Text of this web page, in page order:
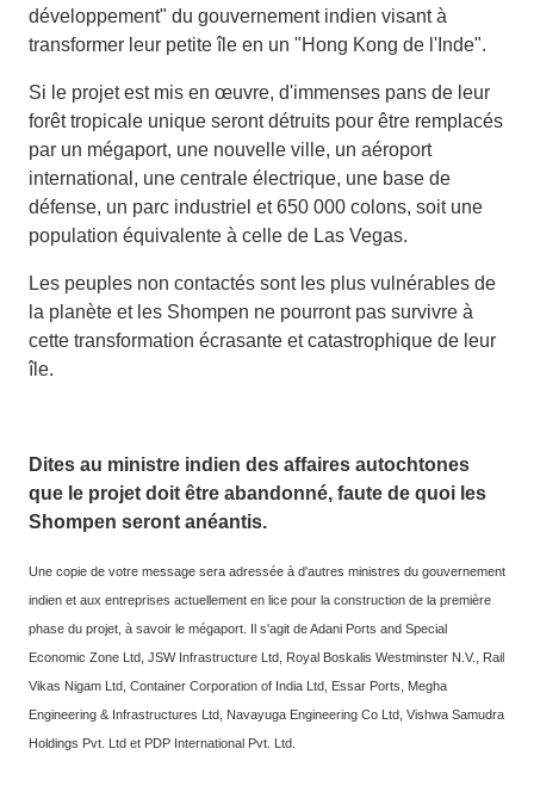
développement" du gouvernement indien visant à
transformer leur petite île en un "Hong Kong de l'Inde".
Si le projet est mis en œuvre, d'immenses pans de leur
forêt tropicale unique seront détruits pour être remplacés
par un mégaport, une nouvelle ville, un aéroport
international, une centrale électrique, une base de
défense, un parc industriel et 650 000 colons, soit une
population équivalente à celle de Las Vegas.
Les peuples non contactés sont les plus vulnérables de
la planète et les Shompen ne pourront pas survivre à
cette transformation écrasante et catastrophique de leur
île.
Dites au ministre indien des affaires autochtones
que le projet doit être abandonné, faute de quoi les
Shompen seront anéantis.
Une copie de votre message sera adressée à d'autres ministres du gouvernement
indien et aux entreprises actuellement en lice pour la construction de la première
phase du projet, à savoir le mégaport. Il s'agit de Adani Ports and Special
Economic Zone Ltd, JSW Infrastructure Ltd, Royal Boskalis Westminster N.V., Rail
Vikas Nigam Ltd, Container Corporation of India Ltd, Essar Ports, Megha
Engineering & Infrastructures Ltd, Navayuga Engineering Co Ltd, Vishwa Samudra
Holdings Pvt. Ltd et PDP International Pvt. Ltd.